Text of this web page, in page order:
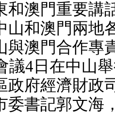
和澳門重要講
山和澳門兩地
與澳門合作專
議4 日在中山
政府經濟財政
委書記郭文海